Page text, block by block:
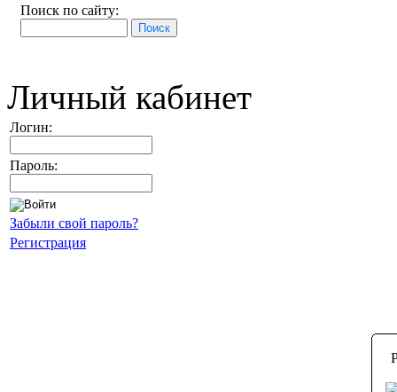
Поиск по сайту:
Личный кабинет
Логин:
Пароль:
Забыли свой пароль?
Регистрация